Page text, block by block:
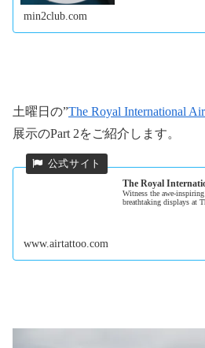
min2club.com
土曜日の”The Royal International
展示のPart 2をご紹介します。
The Royal
Witness the awe-
breathtaking displays at
www.airtattoo.com